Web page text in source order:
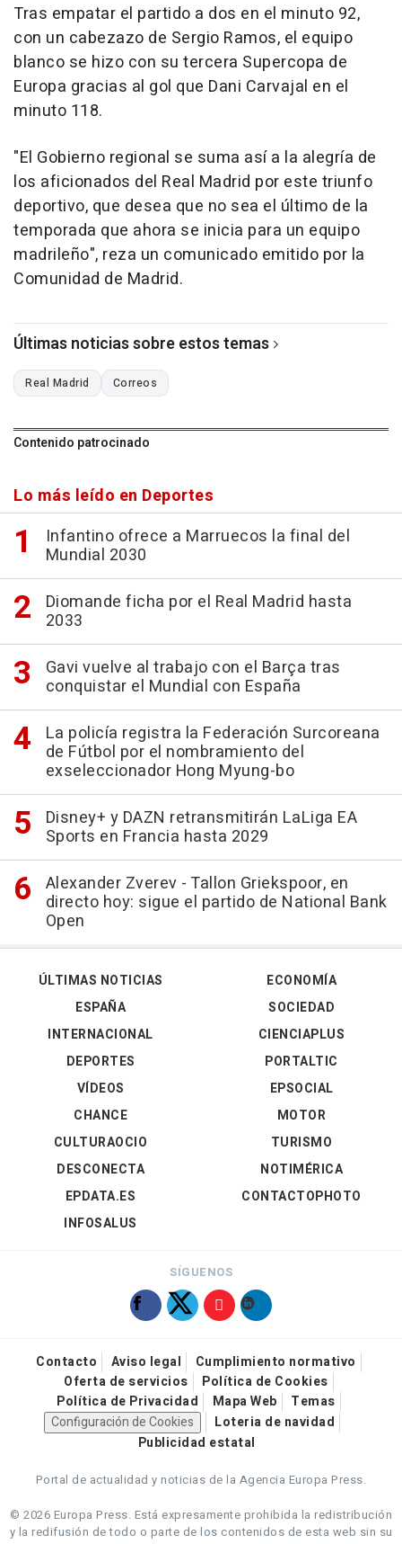
Tras empatar el partido a dos en el minuto 92,
con un cabezazo de Sergio Ramos, el equipo
blanco se hizo con su tercera Supercopa de
Europa gracias al gol que Dani Carvajal en el
minuto 118.
"El Gobierno regional se suma así a la alegría de
los aficionados del Real Madrid por este triunfo
deportivo, que desea que no sea el último de la
temporada que ahora se inicia para un equipo
madrileño", reza un comunicado emitido por la
Comunidad de Madrid.
Últimas noticias sobre estos temas
Real Madrid Correos
Contenido patrocinado
Lo más leído en Deportes
Infantino ofrece a Marruecos la final del
Mundial 2030
Diomande ficha por el Real Madrid hasta
2033
Gavi vuelve al trabajo con el Barça tras
conquistar el Mundial con España
La policía registra la Federación Surcoreana
de Fútbol por el nombramiento del
exseleccionador Hong Myung-bo
Disney+ y DAZN retransmitirán LaLiga EA
Sports en Francia hasta 2029
Alexander Zverev - Tallon Griekspoor, en
directo hoy: sigue el partido de National Bank
Open
ÚLTIMAS NOTICIAS
ESPAÑA
INTERNACIONAL
DEPORTES
VÍDEOS
ECONOMÍA
SOCIEDAD
CIENCIAPLUS
PORTALTIC
EPSOCIAL
CHANCE
CULTURAOCIO
DESCONECTA
EPDATA.ES
INFOSALUS
MOTOR
TURISMO
NOTIMÉRICA
CONTACTOPHOTO
SÍGUENOS
Contacto Aviso legal
Cumplimiento normativo
Oferta de servicios
Política de Cookies
Política de Privacidad
Mapa Web
Temas
Configuración de Cookies
Loteria de navidad
Publicidad estatal
Portal de actualidad y noticias de la Agencia Europa Press.
© 2026 Europa Press. Está expresamente prohibida la redistribución
y la redifusión de todo o parte de los contenidos de esta web sin su